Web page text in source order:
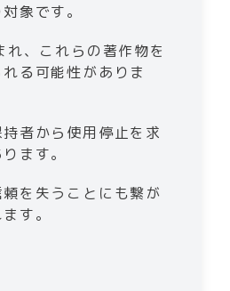
象です。
、これらの著作物を
る可能性がありま
者から使用停止を求
ます。
を失うことにも繋が
す。​